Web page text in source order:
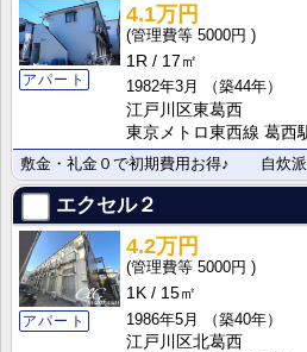
アパート
4.1万円
5000円
1R
17㎡
1982年3月
（築44年）
江戸川区東葛西
東京メトロ東西線 葛西
敷金・礼金０で初期費用お得♪ 自炊派
エクセル２
アパート
4.2万円
5000円
1K
15㎡
1986年5月
（築40年）
江戸川区北葛西